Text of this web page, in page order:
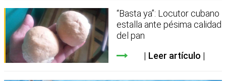
“Basta ya”: Locutor cubano
estalla ante pésima calidad
del pan
Leer artículo